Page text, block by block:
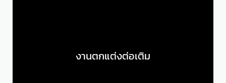
งานตกแต่งต่อเติม